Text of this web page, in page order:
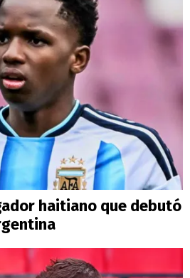
haitiano que debutó